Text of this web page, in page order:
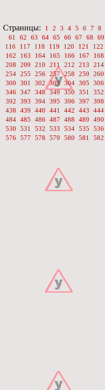
Страницы: 1 2 3 4 5 6 7 8
61 62 63 64 65 66 67 68 69
116
117 118 119 120 121 122
162
163 164 165 166 167 168
208 209 210 211 212 213 214
254 255 256 257 258 259 260
300 301 302 303 304 305 306
346 347 348 349 350 351 352
392 393 394 395 396 397 398
438 439 440 441 442 443 444
484 485 486 487 488 489 490
530 531 532 533 534 535 536
576 577 578 579 580 581 582